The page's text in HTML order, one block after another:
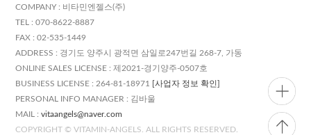
COMPANY : 비타민엔젤스(주)
TEL : 070-8622-8887
FAX : 02-535-1449
ADDRESS : 경기도 양주시 광적면 삼일로247번길 268-7, 가동
ONLINE SALES LICENSE : 제2021-경기양주-0507호
BUSINESS LICENSE : 264-81-18971 [사업자 정보 확인]
PERSONAL INFO MANAGER : 김바울
MAIL :vitaangels@naver.com
COPYRIGHT © VITAMIN-ANGELS. ALL RIGHTS RESERVED.